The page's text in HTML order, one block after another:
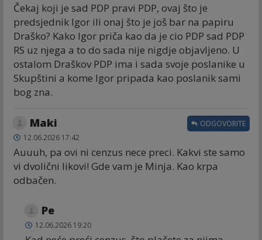
Čekaj koji je sad PDP pravi PDP, ovaj što je
predsjednik Igor ili onaj što je još bar na papiru
Draško? Kako Igor priča kao da je cio PDP sad PDP
RS uz njega a to do sada nije nigdje objavljeno. U
ostalom Draškov PDP ima i sada svoje poslanike u
Skupštini a kome Igor pripada kao poslanik sami
bog zna.
Maki
12.06.2026 17:42
Auuuh, pa ovi ni cenzus nece preci. Kakvi ste samo
vi dvolični likovi! Gde vam je Minja. Kao krpa
odbačen.
ODGOVORITE
Ре
12.06.2026 19:20